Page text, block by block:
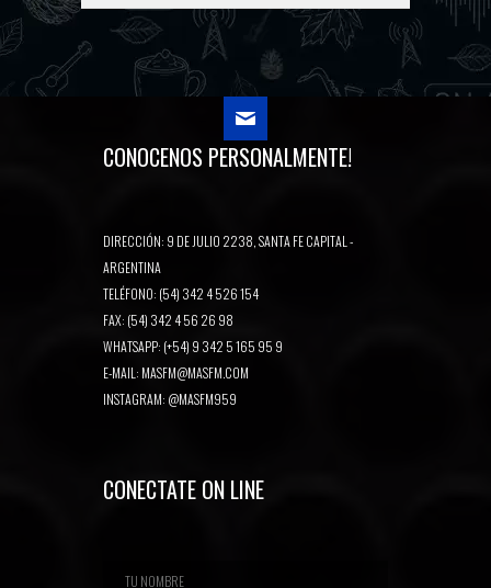
CONOCENOS PERSONALMENTE!
DIRECCIÓN: 9 DE JULIO 2238, SANTA FE CAPITAL -
ARGENTINA
TELÉFONO: (54) 342 4 526 154
FAX: (54) 342 4 56 26 98
WHATSAPP: (+54) 9 342 5 165 95 9
E-MAIL: MASFM@MASFM.COM
INSTAGRAM: @MASFM959
CONECTATE ON LINE